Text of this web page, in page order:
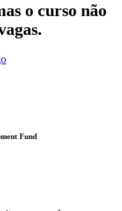
o curso não
Fund